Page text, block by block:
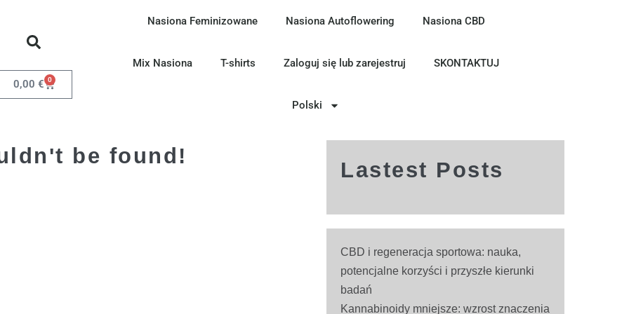
0,00 € 0
Nasiona Feminizowane Nasiona Autoflowering Nasiona CBD
Mix Nasiona T-shirts Zaloguj się lub zarejestruj SKONTAKTUJ
Polski
be found!
Lastest Posts
CBD i regeneracja sportowa: nauka,
potencjalne korzyści i przyszłe kierunki
badań
Kannabinoidy mniejsze: wzrost znaczenia